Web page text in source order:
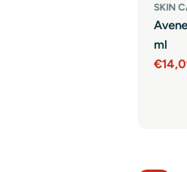
SKIN
ml
Sale